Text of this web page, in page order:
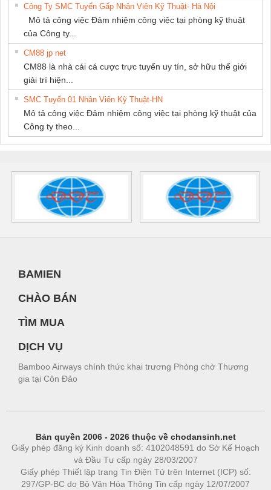
Công Ty SMC Tuyển Gấp Nhân Viên Kỹ Thuật- Hà Nội
Mô tả công việc Đảm nhiệm công việc tại phòng kỹ thuật
của Công ty...
CM88 jp net
CM88 là nhà cái cá cược trực tuyến uy tín, sở hữu thế giới
giải trí hiện...
SMC Tuyển 01 Nhân Viên Kỹ Thuật-HN
Mô tả công việc Đảm nhiệm công việc tại phòng kỹ thuật của
Công ty theo...
BAMIEN
CHÀO BÁN
TÌM MUA
DỊCH VỤ
Bamboo Airways chính thức khai trương Phòng chờ Thương
gia tại Côn Đảo
Bản quyền 2006 - 2026 thuộc về chodansinh.net
Giấy phép đăng ký Kinh doanh số: 4102048591 do Sở Kế Hoạch
và Đầu Tư cấp ngày 28/03/2007
Giấy phép Thiết lập trang Tin Điện Tử trên Internet (ICP) số:
297/GP-BC do Bộ Văn Hóa Thông Tin cấp ngày 12/07/2007